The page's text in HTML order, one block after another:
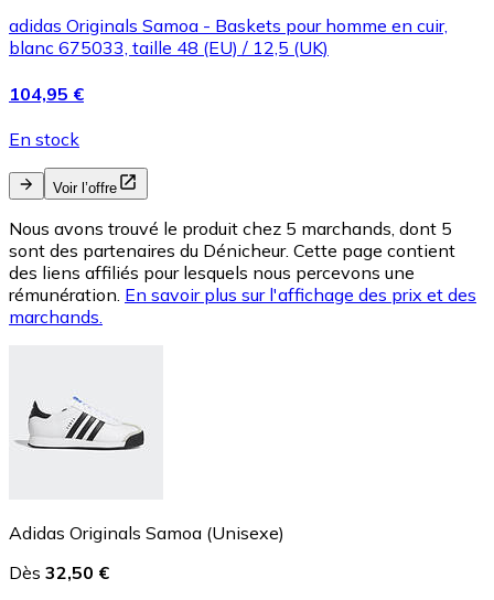
adidas Originals Samoa - Baskets pour homme en cuir,
blanc 675033, taille 48 (EU) / 12,5 (UK)
104,95 €
En stock
Voir l’offre
Nous avons trouvé le produit chez 5 marchands, dont 5
sont des partenaires du Dénicheur. Cette page contient
des liens affiliés pour lesquels nous percevons une
rémunération. En savoir plus sur l'affichage des prix et des
marchands.
Adidas Originals Samoa (Unisexe)
Dès 32,50 €